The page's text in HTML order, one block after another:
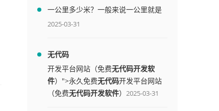
一公里多少米？一般来说一公里就是
1000米
2025-03-31
无代码
开发平台网站（免费无代码开发软
件）">永久免费无代码开发平台网站
（免费无代码开发软件） 2025-03-31